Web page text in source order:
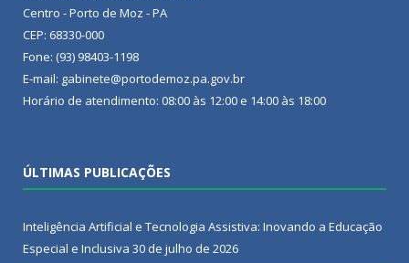
Centro - Porto de Moz - PA
CEP: 68330-000
Fone: (93) 98403-1198
E-mail: gabinete@portodemoz.pa.gov.br
Horário de atendimento: 08:00 às 12:00 e 14:00 às 18:00
ÚLTIMAS PUBLICAÇÕES
Inteligência Artificial e Tecnologia Assistiva: Inovando a Educação
Especial e Inclusiva 30 de julho de 2026